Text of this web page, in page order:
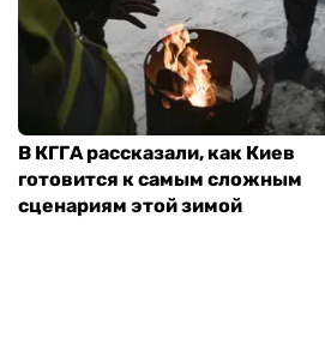
В КГГА рассказали, как Киев
готовится к самым сложным
сценариям этой зимой